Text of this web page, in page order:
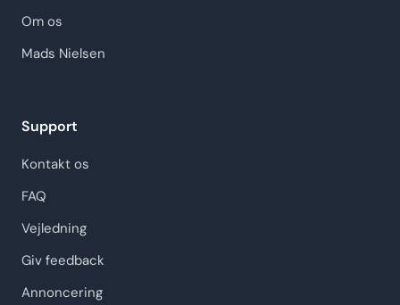
Om os
Mads Nielsen
Support
Kontakt os
FAQ
Vejledning
Giv feedback
Annoncering